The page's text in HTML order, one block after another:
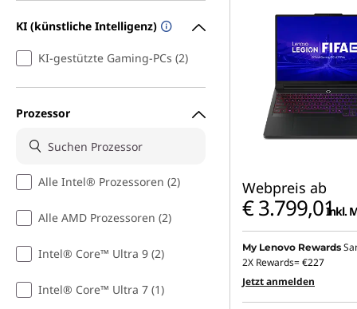
KI (künstliche Intelligenz)
KI-gestützte Gaming-PCs (2)
Prozessor
Alle Intel® Prozessoren (2)
Alle AMD Prozessoren (2)
Intel® Core™ Ultra 9 (2)
Intel® Core™ Ultra 7 (1)
Webpreis ab
€ 3.799,01Inkl.
My Lenovo Rewards
2X Rewards=€227
Jetzt anmelden